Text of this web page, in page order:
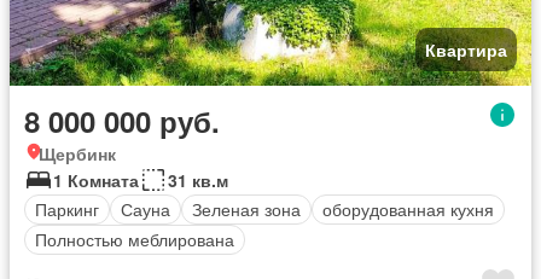
Квартира
8 000 000 руб.
Щербинк
1 Комната
31 кв.м
Паркинг
Сауна Зеленая зона
оборудованная кухня
Полностью меблирована